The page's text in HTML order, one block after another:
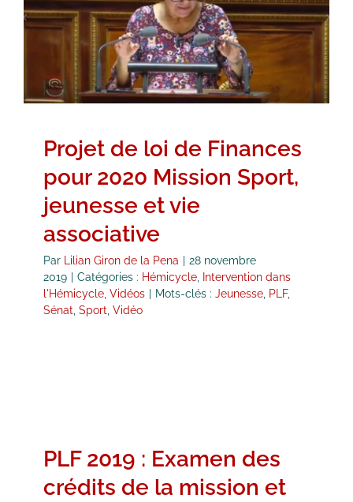
2020 Mission Sport, jeunesse et vie
associative
Hémicycle Intervention dans l'Hémicycle
Projet de loi de Finances
pour 2020 Mission Sport,
jeunesse et vie
associative
Par Lilian Giron de la Pena
28 novembre
2019
Catégories : Hémicycle
Intervention dans
l'Hémicycle Vidéos Mots-clés : Jeunesse PLF,
Sénat Sport Vidéo
PLF 2019 : Examen des
crédits de la mission et